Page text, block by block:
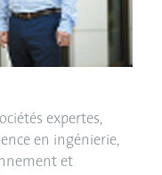
expertes,
en ingénierie,
et